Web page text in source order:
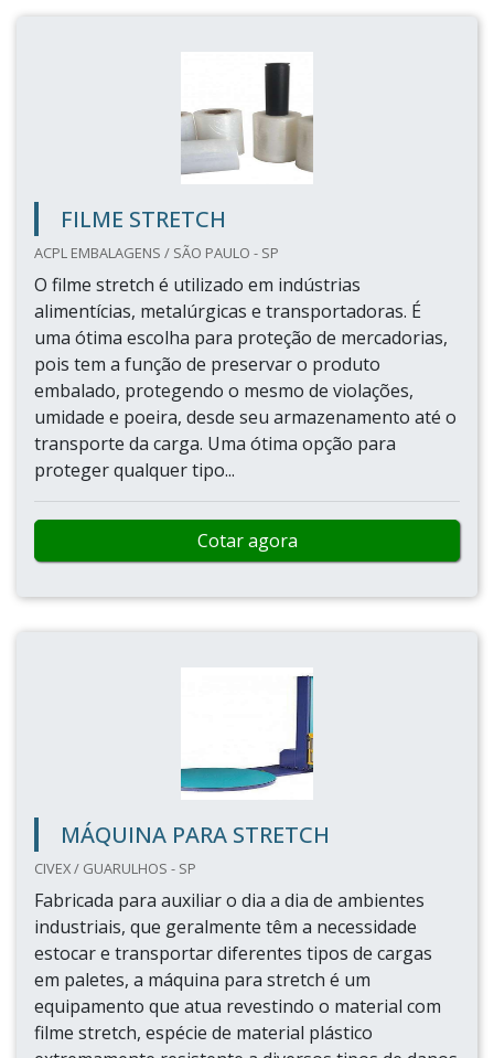
FILME STRETCH
ACPL EMBALAGENS / SÃO PAULO - SP
O filme stretch é utilizado em indústrias
alimentícias, metalúrgicas e transportadoras. É
uma ótima escolha para proteção de mercadorias,
pois tem a função de preservar o produto
embalado, protegendo o mesmo de violações,
umidade e poeira, desde seu armazenamento até o
transporte da carga. Uma ótima opção para
proteger qualquer tipo...
Cotar agora
MÁQUINA PARA STRETCH
CIVEX / GUARULHOS - SP
Fabricada para auxiliar o dia a dia de ambientes
industriais, que geralmente têm a necessidade
estocar e transportar diferentes tipos de cargas
em paletes, a máquina para stretch é um
equipamento que atua revestindo o material com
filme stretch, espécie de material plástico